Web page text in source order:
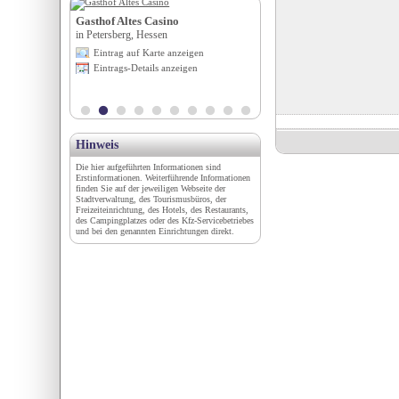
Gasthof Altes Casino
in Petersberg, Hessen
Eintrag auf Karte anzeigen
Eintrags-Details anzeigen
Hinweis
Die hier aufgeführten Informationen sind
Erstinformationen. Weiterführende Informationen
finden Sie auf der jeweiligen Webseite der
Stadtverwaltung, des Tourismusbüros, der
Freizeiteinrichtung, des Hotels, des Restaurants,
des Campingplatzes oder des Kfz-Servicebetriebes
und bei den genannten Einrichtungen direkt.